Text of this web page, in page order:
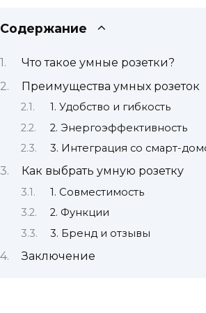
Содержание
Что такое умные розетки?
Преимущества умных розеток
1. Удобство и гибкость
2. Энергоэффективность
3. Интеграция со смарт-
Как выбрать умную розетку
1. Совместимость
2. Функции
3. Бренд и отзывы
Заключение